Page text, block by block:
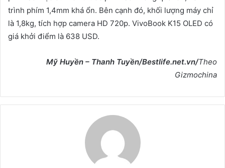
trình phím 1,4mm khá ổn. Bên cạnh đó, khối lượng máy chỉ
là 1,8kg, tích hợp camera HD 720p. VivoBook K15 OLED có
giá khởi điểm là 638 USD.
Mỹ Huyền – Thanh Tuyền/Bestlife.net.vn/Theo
Gizmochina